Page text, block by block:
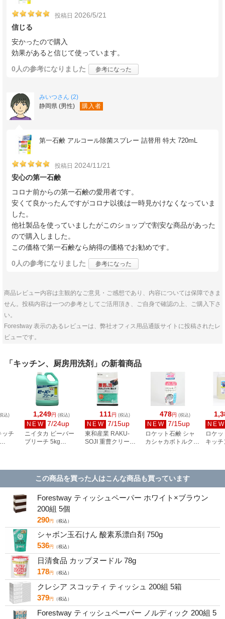
投稿日 2026/5/21
信じる
安かったので購入
効果があると信じて使っています。
0人の参考になりました 参考になった
みいつさん (2)
静岡県 (男性)
購入者
第一石鹸 アルコール除菌スプレー 詰替用 特大 720mL
投稿日 2024/11/21
安心の第一石鹸
コロナ前からの第一石鹸の愛用者です。
安くて良かったんですがコロナ以後は一時見かけなくなっていま
した。
他社製品を使っていましたがこのショップで割安な商品があった
ので購入しました。
この価格で第一石鹸なら納得の価格でお勧めです。
0人の参考になりました 参考になった
商品レビュー内容は主観的なご意見・ご感想であり、内容については保障できま
せん。投稿内容は一つの参考としてご活用頂き、ご自身で確認の上、ご購入下さ
い。
Forestway 表示のあるレビューは、弊社オフィス用品通販サイトに投稿されたレ
ビューです。
「キッチン、厨房用洗剤」の新着商品
1,249円 (税込)
NEW 7/24up
ニイタカ ビーバー
ブリーチ 5kg
111円 (税込)
NEW 7/15up
東和産業 RAKU-
SOJI 重曹クリーナ
478円 (税込)
NEW 7/15up
ロケット石鹸 シャ
カシャカボトルクリ
NEW
ロケ
キッ
込)
ッチ
この商品を買った人はこんな商品も買っています
Forestway ティッシュペーパー ホワイト×ブラウン
200組 5個
290円 （税込）
シャボン玉石けん 酸素系漂白剤 750g
536円 （税込）
日清食品 カップヌードル 78g
178円 （税込）
クレシア スコッティ ティッシュ 200組 5箱
379円 （税込）
Forestway ティッシュペーパー ノルディック 200組 5